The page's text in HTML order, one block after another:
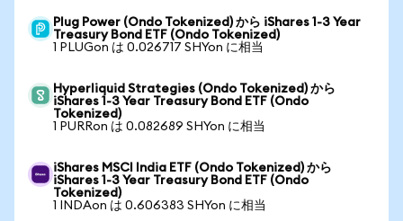
Plug Power (Ondo Tokenized) から iShares 1-3 Year
Treasury Bond ETF (Ondo Tokenized)
1 PLUGon は 0.026717 SHYon に相当
Hyperliquid Strategies (Ondo Tokenized) から
iShares 1-3 Year Treasury Bond ETF (Ondo
Tokenized)
1 PURRon は 0.082689 SHYon に相当
iShares MSCI India ETF (Ondo Tokenized) から
iShares 1-3 Year Treasury Bond ETF (Ondo
Tokenized)
1 INDAon は 0.606383 SHYon に相当